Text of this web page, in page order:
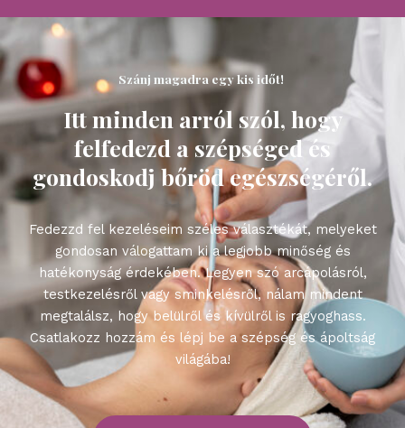
Szánj magadra egy kis időt! ​
Itt minden arról szól, hogy
felfedezd a szépséged és
gondoskodj bőröd egészségéről.
Fedezzd fel kezeléseim széles választékát, melyeket
gondosan válogattam ki a legjobb minőség és
hatékonyság érdekében. Legyen szó arcápolásról,
testkezelésről vagy sminkelésről, nálam mindent
megtalálsz, hogy belülről és kívülről is ragyoghass.
Csatlakozz hozzám és lépj be a szépség és ápoltság
világába!